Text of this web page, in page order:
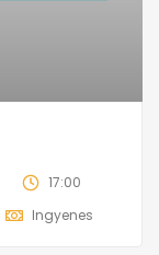
17:00
Ingyenes